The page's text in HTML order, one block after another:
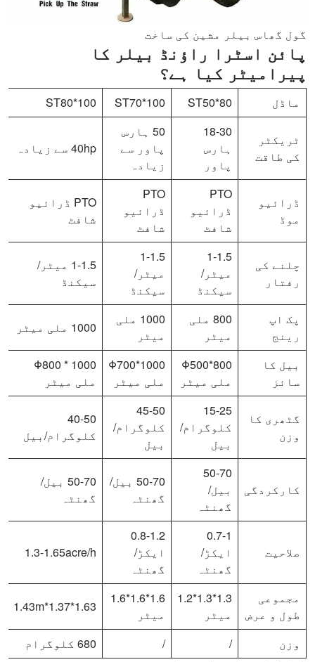
گول گھاس بیلر مشین کی ساخت
پائن اسٹرا راؤنڈ بیلر کا
پیرامیٹر کیا ہے؟
ماڈل ST50*80
ST70*100
ST80*100
ٹریکٹر
کی طاقت
18-30
ہارس
پاور
50 ہارس
پاور سے
زیادہ
40hp سے زیادہ
ڈرائیو
موڈ
PTO
ڈرائیو
شافٹ
PTO
ڈرائیو
شافٹ
PTO ڈرائیو
شافٹ
چلنے کی
رفتار
1-1.5
میٹر/
سیکنڈ
1-1.5
میٹر/
سیکنڈ
1-1.5 میٹر/
سیکنڈ
پک اپ
رینج
800 ملی
میٹر
1000 ملی
میٹر
1000 ملی میٹر
بيل کا
سائز
Φ500*800
ملی میٹر
Φ700*1000
ملی میٹر
Φ800 * 1000
ملی میٹر
گٹھری کا
وزن
15-25
کلوگرام/
بيل
45-50
کلوگرام/
بيل
40-50
کلوگرام/بيل
کارکردگی
50-70
بيل/
گھنٹہ
50-70 بيل/
گھنٹہ
50-70 بيل/
گھنٹہ
صلاحیت
0.7-1
ایکڑ/
گھنٹہ
0.8-1.2
ایکڑ/
گھنٹہ
1.3-1.65acre/h
مجموعی
طول و عرض
1.3*1.3*1.2
میٹر
1.6*1.6*1.6
میٹر
1.63*1.37*1.43m
وزن /
/
680 کلوگرام